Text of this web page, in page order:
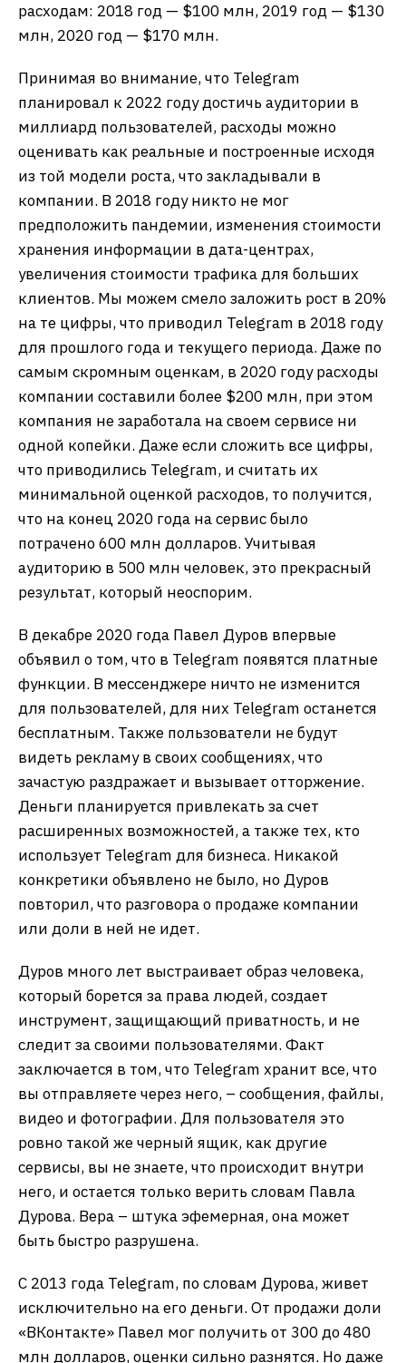
расходам: 2018 год — $100 млн, 2019 год — $130
млн, 2020 год — $170 млн.
Принимая во внимание, что Telegram
планировал к 2022 году достичь аудитории в
миллиард пользователей, расходы можно
оценивать как реальные и построенные исходя
из той модели роста, что закладывали в
компании. В 2018 году никто не мог
предположить пандемии, изменения стоимости
хранения информации в дата-центрах,
увеличения стоимости трафика для больших
клиентов. Мы можем смело заложить рост в 20%
на те цифры, что приводил Telegram в 2018 году
для прошлого года и текущего периода. Даже по
самым скромным оценкам, в 2020 году расходы
компании составили более $200 млн, при этом
компания не заработала на своем сервисе ни
одной копейки. Даже если сложить все цифры,
что приводились Telegram, и считать их
минимальной оценкой расходов, то получится,
что на конец 2020 года на сервис было
потрачено 600 млн долларов. Учитывая
аудиторию в 500 млн человек, это прекрасный
результат, который неоспорим.
В декабре 2020 года Павел Дуров впервые
объявил о том, что в Telegram появятся платные
функции. В мессенджере ничто не изменится
для пользователей, для них Telegram останется
бесплатным. Также пользователи не будут
видеть рекламу в своих сообщениях, что
зачастую раздражает и вызывает отторжение.
Деньги планируется привлекать за счет
расширенных возможностей, а также тех, кто
использует Telegram для бизнеса. Никакой
конкретики объявлено не было, но Дуров
повторил, что разговора о продаже компании
или доли в ней не идет.
Дуров много лет выстраивает образ человека,
который борется за права людей, создает
инструмент, защищающий приватность, и не
следит за своими пользователями. Факт
заключается в том, что Telegram хранит все, что
вы отправляете через него, – сообщения, файлы,
видео и фотографии. Для пользователя это
ровно такой же черный ящик, как другие
сервисы, вы не знаете, что происходит внутри
него, и остается только верить словам Павла
Дурова. Вера – штука эфемерная, она может
быть быстро разрушена.
С 2013 года Telegram, по словам Дурова, живет
исключительно на его деньги. От продажи доли
«ВКонтакте» Павел мог получить от 300 до 480
млн долларов, оценки сильно разнятся. Но даже